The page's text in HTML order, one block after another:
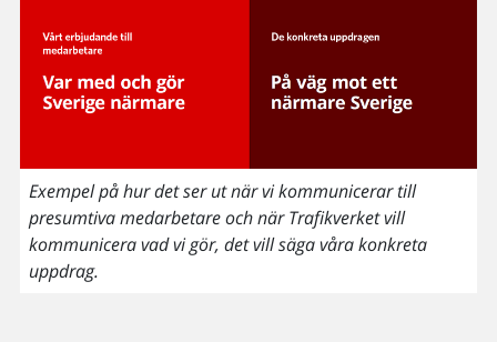
Exempel på hur det ser ut när vi kommunicerar till
presumtiva medarbetare och när Trafikverket vill
kommunicera vad vi gör, det vill säga våra konkreta
uppdrag.